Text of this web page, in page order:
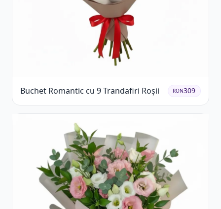
Buchet Romantic cu 9 Trandafiri Roșii RON309